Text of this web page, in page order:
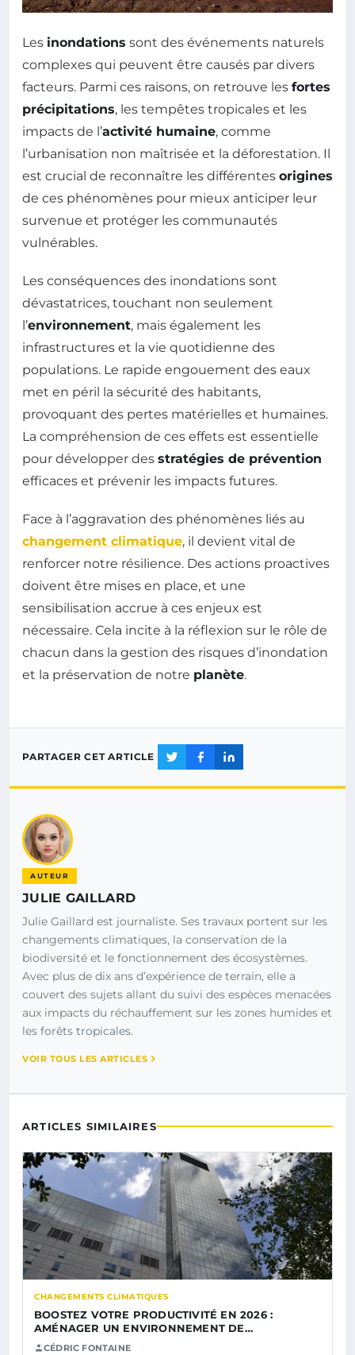
Les inondations sont des événements naturels
complexes qui peuvent être causés par divers
facteurs. Parmi ces raisons, on retrouve les fortes
précipitations, les tempêtes tropicales et les
impacts de l’activité humaine, comme
l’urbanisation non maîtrisée et la déforestation. Il
est crucial de reconnaître les différentes origines
de ces phénomènes pour mieux anticiper leur
survenue et protéger les communautés
vulnérables.
Les conséquences des inondations sont
dévastatrices, touchant non seulement
l’environnement, mais également les
infrastructures et la vie quotidienne des
populations. Le rapide engouement des eaux
met en péril la sécurité des habitants,
provoquant des pertes matérielles et humaines.
La compréhension de ces effets est essentielle
pour développer des stratégies de prévention
efficaces et prévenir les impacts futures.
Face à l’aggravation des phénomènes liés au
changement climatique, il devient vital de
renforcer notre résilience. Des actions proactives
doivent être mises en place, et une
sensibilisation accrue à ces enjeux est
nécessaire. Cela incite à la réflexion sur le rôle de
chacun dans la gestion des risques d’inondation
et la préservation de notre planète.
PARTAGER CET ARTICLE
AUTEUR
JULIE GAILLARD
Julie Gaillard est journaliste. Ses travaux portent sur les
changements climatiques, la conservation de la
biodiversité et le fonctionnement des écosystèmes.
Avec plus de dix ans d’expérience de terrain, elle a
couvert des sujets allant du suivi des espèces menacées
aux impacts du réchauffement sur les zones humides et
les forêts tropicales.
VOIR TOUS LES ARTICLES
ARTICLES SIMILAIRES
CHANGEMENTS CLIMATIQUES
BOOSTEZ VOTRE PRODUCTIVITÉ EN 2026 :
AMÉNAGER UN ENVIRONNEMENT DE…
CÉDRIC FONTAINE